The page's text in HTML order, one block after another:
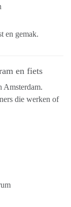
en gemak.
en fiets
Amsterdam.
die werken of